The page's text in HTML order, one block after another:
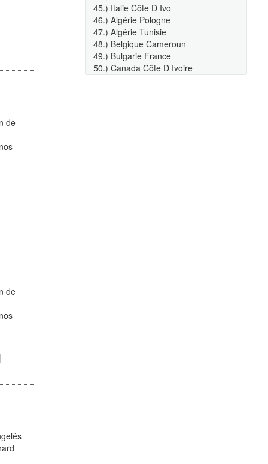
de
de
45.) Italie Côte D Ivo
46.) Algérie Pologne
47.) Algérie Tunisie
48.) Belgique Cameroun
49.) Bulgarie France
50.) Canada Côte D Ivoire